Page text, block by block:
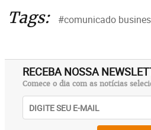
Tags: #comunicado
RECEBA NOSSA
Comece o dia com as notícias